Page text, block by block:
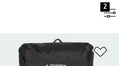
2
till på önskelistan